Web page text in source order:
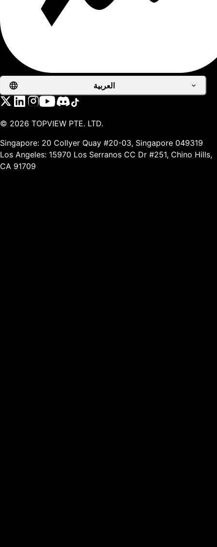
العربية
© 2026 TOPVIEW PTE. LTD.
Singapore: 20 Collyer Quay #20-03, Singapore 049319
Los Angeles: 15970 Los Serranos CC Dr #251, Chino Hills,
CA 91709